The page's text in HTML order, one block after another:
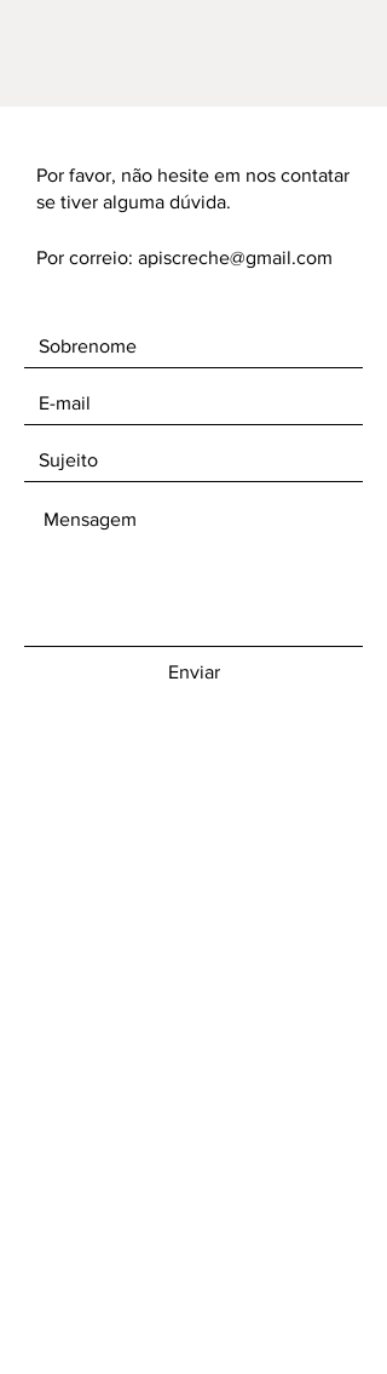
Por favor, não hesite em nos contatar
se tiver alguma dúvida.
Por correio: apiscreche@gmail.com
Enviar